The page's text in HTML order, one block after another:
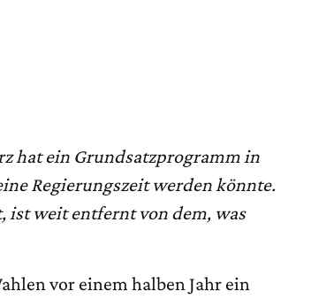
hat ein Grundsatzprogramm in
Regierungszeit werden könnte.
ist weit entfernt von dem, was
vor einem halben Jahr ein